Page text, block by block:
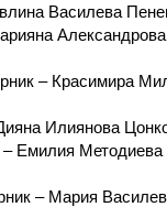
Василева
– Красимира
Илиянова
Емилия Методиева
– Мария